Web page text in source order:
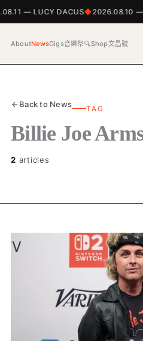
— LUCY DACUS 2026.08.10 —
AboutNewsGigs音樂祭🔍Shop文昌號
Back to News TAG
Billie Joe
2 articles